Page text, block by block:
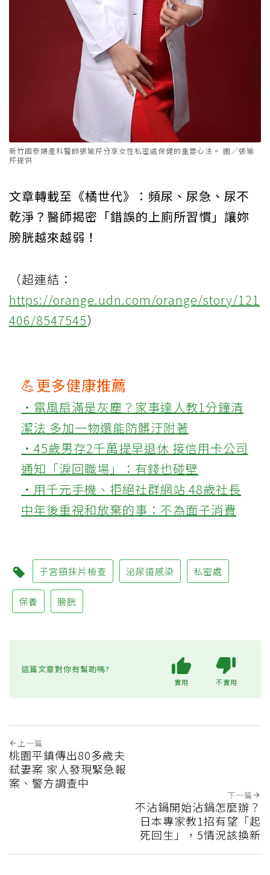
新竹國泰婦產科醫師張瑜芹分享女性私密處保健的重要心法。 圖／張瑜
芹提供
文章轉載至《橘世代》：頻尿、尿急、尿不
乾淨？醫師揭密「錯誤的上廁所習慣」讓妳
膀胱越來越弱！
（超連結：
https://orange.udn.com/orange/story/121
406/8547545）
💪更多健康推薦
‧電風扇滿是灰塵？家事達人教1分鐘清
潔法 多加一物還能防髒汙附著
‧45歲男存2千萬提早退休 接信用卡公司
通知「淚回職場」：有錢也碰壁
‧用千元手機、拒絕社群網站 48歲社長
中年後重視和放棄的事：不為面子消費
子宮頸抹片檢查 泌尿道感染 私密處
保養 膀胱
這篇文章對你有幫助嗎?
實用 不實用
上一篇
桃園平鎮傳出80多歲夫
弒妻案 家人發現緊急報
案、警方調查中
下一篇
不沾鍋開始沾鍋怎麼辦？
日本專家教1招有望「起
死回生」，5情況該換新